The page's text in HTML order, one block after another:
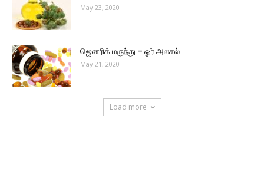
May 23, 2020
ஜெனரிக் மருந்து – ஓர் அலசல்
May 21, 2020
Load more